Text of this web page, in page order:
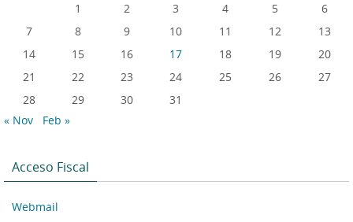
1 2 3 4 5
6
7
8 9 10 11 12
13
14
15 16 17 18 19
20
21
22 23 24 25 26
27
28
29 30
31
« Nov
Feb »
Acceso Fiscal
Webmail